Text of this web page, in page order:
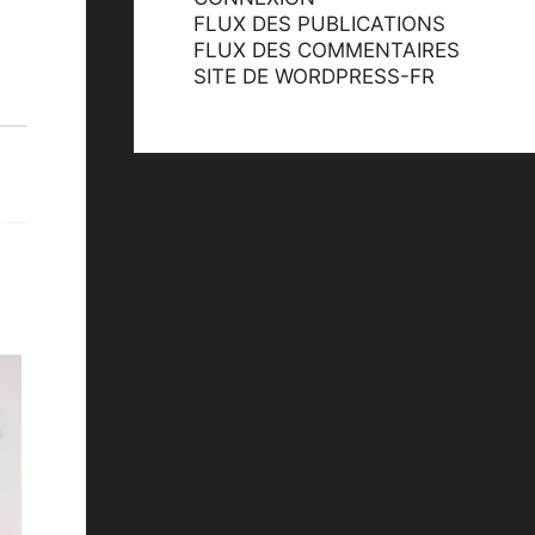
FLUX DES PUBLICATIONS
FLUX DES COMMENTAIRES
SITE DE WORDPRESS-FR